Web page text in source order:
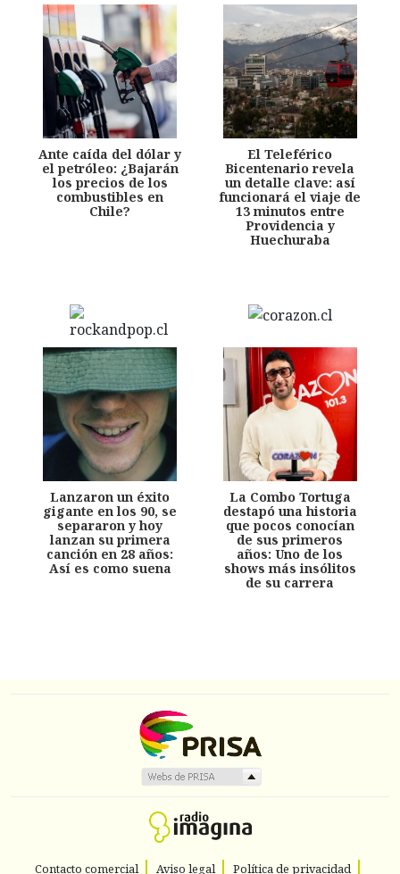
Ante caída del dólar y
el petróleo: ¿Bajarán
los precios de los
combustibles en
Chile?
El Teleférico
Bicentenario revela
un detalle clave: así
funcionará el viaje de
13 minutos entre
Providencia y
Huechuraba
Lanzaron un éxito
gigante en los 90, se
separaron y hoy
lanzan su primera
canción en 28 años:
Así es como suena
La Combo Tortuga
destapó una historia
que pocos conocían
de sus primeros
años: Uno de los
shows más insólitos
de su carrera
Contacto comercial Aviso legal Política de privacidad